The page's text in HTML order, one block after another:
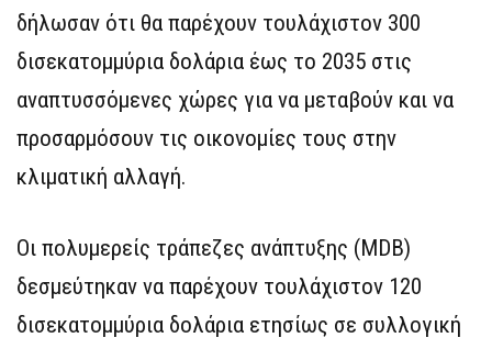
δήλωσαν ότι θα παρέχουν τουλάχιστον 300
δισεκατομμύρια δολάρια έως το 2035 στις
αναπτυσσόμενες χώρες για να μεταβούν και να
προσαρμόσουν τις οικονομίες τους στην
κλιματική αλλαγή.
Οι πολυμερείς τράπεζες ανάπτυξης (MDB)
δεσμεύτηκαν να παρέχουν τουλάχιστον 120
δισεκατομμύρια δολάρια ετησίως σε συλλογική